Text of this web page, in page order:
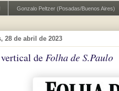
Gonzalo Peltzer (Posadas/Buenos Aires)
28 de abril de 2023
de Folha de S.Paulo